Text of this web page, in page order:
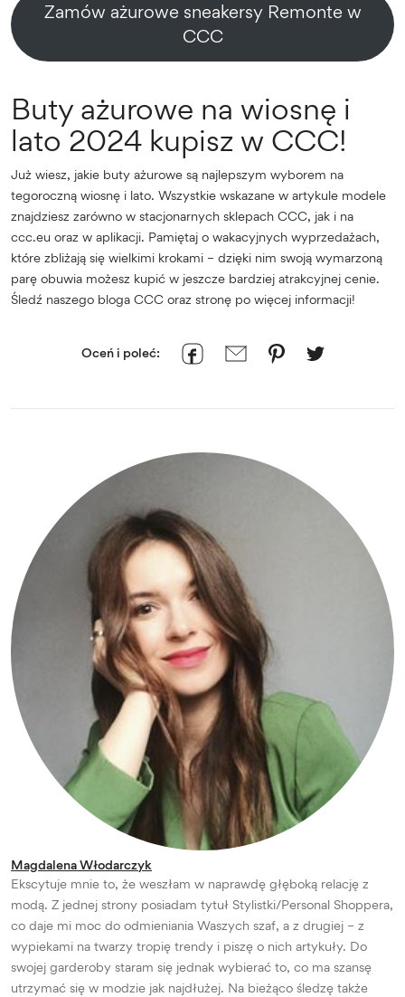
Zamów ażurowe sneakersy Remonte w
CCC
Buty ażurowe na wiosnę i
lato 2024 kupisz w CCC!
Już wiesz, jakie buty ażurowe są najlepszym wyborem na
tegoroczną wiosnę i lato. Wszystkie wskazane w artykule modele
znajdziesz zarówno w stacjonarnych sklepach CCC, jak i na
ccc.eu oraz w aplikacji. Pamiętaj o wakacyjnych wyprzedażach,
które zbliżają się wielkimi krokami – dzięki nim swoją wymarzoną
parę obuwia możesz kupić w jeszcze bardziej atrakcyjnej cenie.
Śledź naszego bloga CCC oraz stronę po więcej informacji!
Oceń i poleć:
Magdalena Włodarczyk
Ekscytuje mnie to, że weszłam w naprawdę głęboką relację z
modą. Z jednej strony posiadam tytuł Stylistki/Personal Shoppera,
co daje mi moc do odmieniania Waszych szaf, a z drugiej – z
wypiekami na twarzy tropię trendy i piszę o nich artykuły. Do
swojej garderoby staram się jednak wybierać to, co ma szansę
utrzymać się w modzie jak najdłużej. Na bieżąco śledzę także